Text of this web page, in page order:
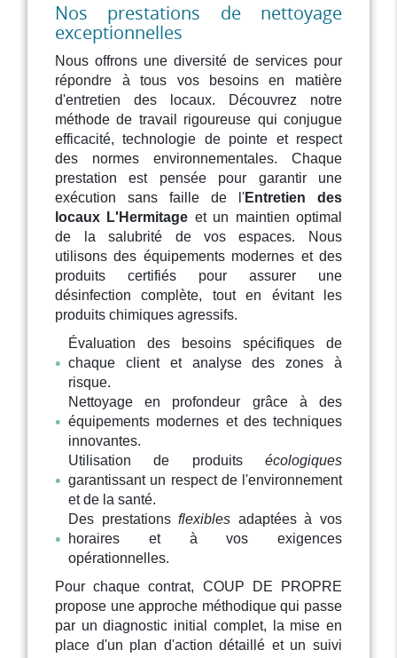
Nos prestations de nettoyage
exceptionnelles
Nous offrons une diversité de services pour
répondre à tous vos besoins en matière
d'entretien des locaux. Découvrez notre
méthode de travail rigoureuse qui conjugue
efficacité, technologie de pointe et respect
des normes environnementales. Chaque
prestation est pensée pour garantir une
exécution sans faille de l'Entretien des
locaux L'Hermitage et un maintien optimal
de la salubrité de vos espaces. Nous
utilisons des équipements modernes et des
produits certifiés pour assurer une
désinfection complète, tout en évitant les
produits chimiques agressifs.
Évaluation des besoins spécifiques de
chaque client et analyse des zones à
risque.
Nettoyage en profondeur grâce à des
équipements modernes et des techniques
innovantes.
Utilisation de produits écologiques
garantissant un respect de l'environnement
et de la santé.
Des prestationsflexibles adaptées à vos
horaires et à vos exigences
opérationnelles.
Pour chaque contrat, COUP DE PROPRE
propose une approche méthodique qui passe
par un diagnostic initial complet, la mise en
place d'un plan d'action détaillé et un suivi